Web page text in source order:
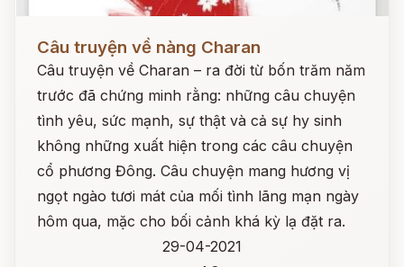
Câu truyện về nàng Charan
Câu truyện về Charan – ra đời từ bốn trăm năm
trước đã chứng minh rằng: những câu chuyện
tình yêu, sức mạnh, sự thật và cả sự hy sinh
không những xuất hiện trong các câu chuyện
cổ phương Đông. Câu chuyện mang hương vị
ngọt ngào tươi mát của mối tình lãng mạn ngày
hôm qua, mặc cho bối cảnh khá kỳ lạ đặt ra.
29-04-2021